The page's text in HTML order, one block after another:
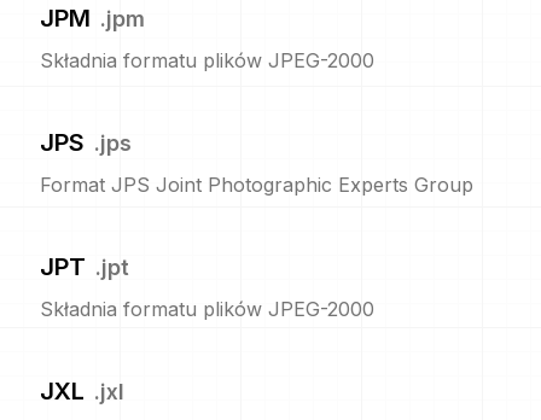
JPM .jpm
Składnia formatu plików JPEG-2000
JPS .jps
Format JPS Joint Photographic Experts Group
JPT .jpt
Składnia formatu plików JPEG-2000
JXL .jxl